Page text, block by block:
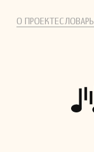
О ПРОЕКТЕСЛОВАРЬ